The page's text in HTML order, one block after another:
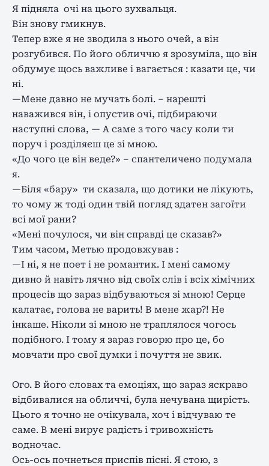
Я підняла очі на цього зухвальця.
Він знову гмикнув.
Тепер вже я не зводила з нього очей, а він
розгубився. По його обличчю я зрозуміла, що він
обдумує щось важливе і вагається : казати це, чи
ні.
—Мене давно не мучать болі. – нарешті
наважився він, і опустив очі, підбираючи
наступні слова, — А саме з того часу коли ти
поруч і розділяєш це зі мною.
«До чого це він веде?» – спантеличено подумала
я.
—Біля «бару» ти сказала, що дотики не лікують,
то чому ж тоді один твій погляд здатен загоїти
всі мої рани?
«Мені почулося, чи він справді це сказав?»
Тим часом, Метью продовжував :
—І ні, я не поет і не романтик. І мені самому
дивно й навіть лячно від своїх слів і всіх хімічних
процесів що зараз відбуваються зі мною! Серце
калатає, голова не варить! В мене жар?! Не
інкаше. Ніколи зі мною не траплялося чогось
подібного. І тому я зараз говорю про це, бо
мовчати про свої думки і почуття не звик.
Ого. В його словах та емоціях, що зараз яскраво
відбивалися на обличчі, була нечувана щирість.
Цього я точно не очікувала, хоч і відчуваю те
саме. В мені вирує радість і тривожність
водночас.
Ось-ось почнеться приспів пісні. Я стою, з